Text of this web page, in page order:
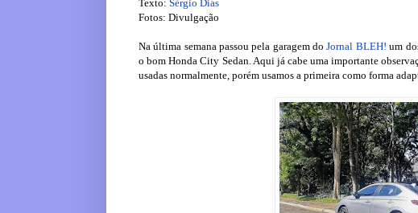
Texto: Sérgio Dias
Fotos: Divulgação
Na última semana passou pela garagem doJornal BLEH! um
o bom Honda City Sedan. Aqui já cabe uma importante
usadas normalmente, porém usamos a primeira como forma